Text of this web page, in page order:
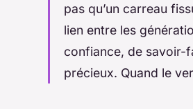
pas qu’un carreau
lien entre les
confiance, de savoir-
précieux. Quand le